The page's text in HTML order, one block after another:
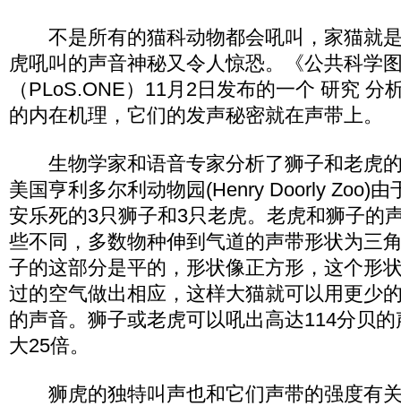
不是所有的猫科动物都会吼叫，家猫就是
虎吼叫的声音神秘又令人惊恐。《公共科学
（PLoS.ONE）11月2日发布的一个 研究 分
的内在机理，它们的发声秘密就在声带上。
生物学家和语音专家分析了狮子和老虎
美国亨利多尔利动物园(Henry Doorly Zoo)由
安乐死的3只狮子和3只老虎。老虎和狮子的
些不同，多数物种伸到气道的声带形状为三
子的这部分是平的，形状像正方形，这个形
过的空气做出相应，这样大猫就可以用更少
的声音。狮子或老虎可以吼出高达114分贝
大25倍。
狮虎的独特叫声也和它们声带的强度有